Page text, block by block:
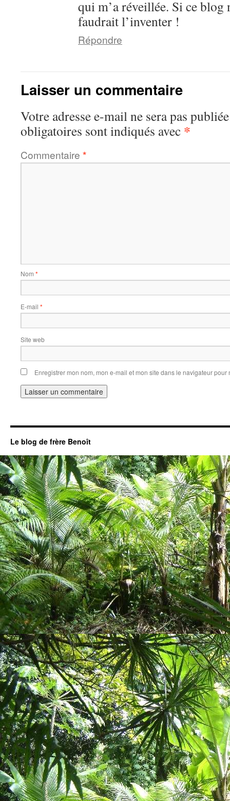
qui m’a réveillée. Si ce blog
faudrait l’inventer !
Répondre
Laisser un commentaire
Votre adresse e-mail ne sera pas
obligatoires sont indiqués avec *
Commentaire *
Nom *
E-mail *
Site web
Enregistrer mon nom, mon e-mail et mon site dans le navigateur
Le blog de frère Benoît